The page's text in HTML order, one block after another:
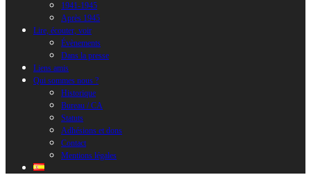
1941-1945
Après 1945
Lire, écouter, voir
Évènements
Dans la presse
Liens amis
Qui sommes nous ?
Historique
Bureau / CA
Statuts
Adhésions et dons
Contact
Mentions légales